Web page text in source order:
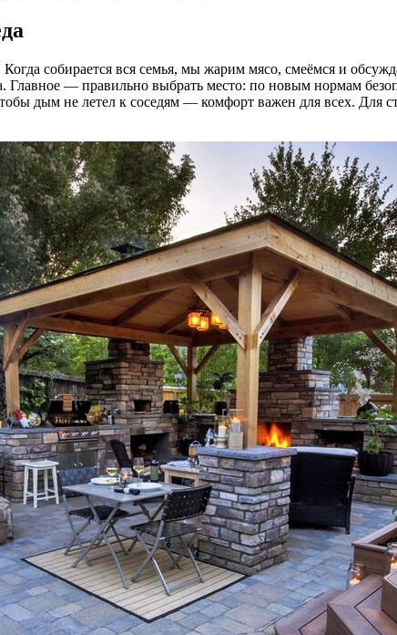
собирается вся семья, мы жарим мясо, смеёмся и
Главное — правильно выбрать место: по новым нормам
дым не летел к соседям — комфорт важен для всех. Для